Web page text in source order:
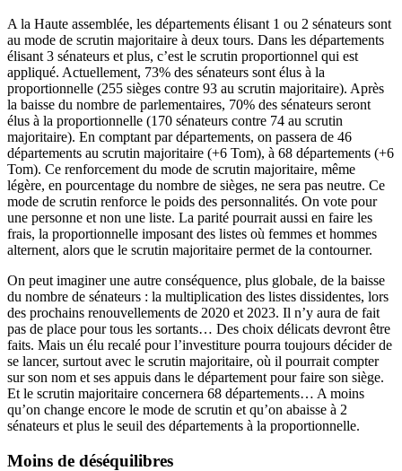
A la Haute assemblée, les départements élisant 1 ou 2 sénateurs sont
au mode de scrutin majoritaire à deux tours. Dans les départements
élisant 3 sénateurs et plus, c’est le scrutin proportionnel qui est
appliqué. Actuellement, 73% des sénateurs sont élus à la
proportionnelle (255 sièges contre 93 au scrutin majoritaire). Après
la baisse du nombre de parlementaires, 70% des sénateurs seront
élus à la proportionnelle (170 sénateurs contre 74 au scrutin
majoritaire). En comptant par départements, on passera de 46
départements au scrutin majoritaire (+6 Tom), à 68 départements (+6
Tom). Ce renforcement du mode de scrutin majoritaire, même
légère, en pourcentage du nombre de sièges, ne sera pas neutre. Ce
mode de scrutin renforce le poids des personnalités. On vote pour
une personne et non une liste. La parité pourrait aussi en faire les
frais, la proportionnelle imposant des listes où femmes et hommes
alternent, alors que le scrutin majoritaire permet de la contourner.
On peut imaginer une autre conséquence, plus globale, de la baisse
du nombre de sénateurs : la multiplication des listes dissidentes, lors
des prochains renouvellements de 2020 et 2023. Il n’y aura de fait
pas de place pour tous les sortants… Des choix délicats devront être
faits. Mais un élu recalé pour l’investiture pourra toujours décider de
se lancer, surtout avec le scrutin majoritaire, où il pourrait compter
sur son nom et ses appuis dans le département pour faire son siège.
Et le scrutin majoritaire concernera 68 départements… A moins
qu’on change encore le mode de scrutin et qu’on abaisse à 2
sénateurs et plus le seuil des départements à la proportionnelle.
Moins de déséquilibres